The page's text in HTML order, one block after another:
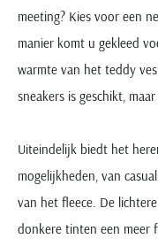
meeting? Kies voor een
manier komt u gekleed
warmte van het teddy
sneakers is geschikt,
Uiteindelijk biedt het
mogelijkheden, van
van het fleece. De
donkere tinten een meer